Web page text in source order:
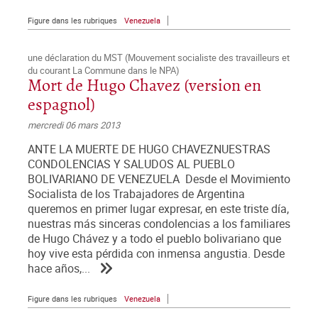
Figure dans les rubriques Venezuela
une déclaration du MST (Mouvement socialiste des travailleurs et
du courant La Commune dans le NPA)
Mort de Hugo Chavez (version en
espagnol)
mercredi 06 mars 2013
ANTE LA MUERTE DE HUGO CHAVEZNUESTRAS
CONDOLENCIAS Y SALUDOS AL PUEBLO
BOLIVARIANO DE VENEZUELA Desde el Movimiento
Socialista de los Trabajadores de Argentina
queremos en primer lugar expresar, en este triste día,
nuestras más sinceras condolencias a los familiares
de Hugo Chávez y a todo el pueblo bolivariano que
hoy vive esta pérdida con inmensa angustia. Desde
hace años,...
Figure dans les rubriques Venezuela